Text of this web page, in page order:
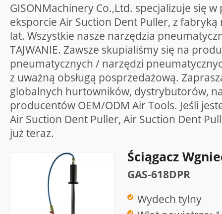
GISONMachinery Co.,Ltd. specjalizuje się
eksporcie Air Suction Dent Puller, z
lat. Wszystkie nasze narzędzia
TAJWANIE. Zawsze skupialiśmy się na
pneumatycznych / narzędzi
z uważną obsługą posprzedażową.
globalnych hurtowników, dystrybutorów,
producentów OEM/ODM Air Tools. Jeśli
Air Suction Dent Puller, Air Suction Dent
już teraz.
Ściągacz
GAS-618DPR
Wydech tylny